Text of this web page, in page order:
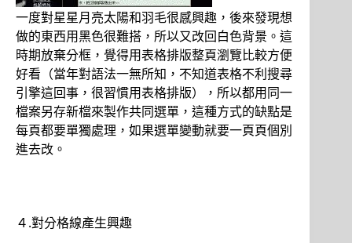
一度對星星月亮太陽和羽毛很感興趣，後來發現想
做的東西用黑色很難搭，所以又改回白色背景。這
時期放棄分框，覺得用表格排版整頁瀏覽比較方便
好看（當年對語法一無所知，不知道表格不利搜尋
引擎這回事，很習慣用表格排版），所以都用同一
檔案另存新檔來製作共同選單，這種方式的缺點是
每頁都要單獨處理，如果選單變動就要一頁頁個別
進去改。
４.對分格線產生興趣